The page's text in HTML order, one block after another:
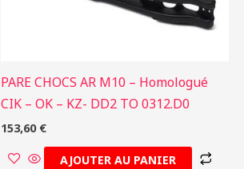
PARE CHOCS AR M10 – Homologué
CIK – OK – KZ- DD2 TO 0312.D0
153,60 €
AJOUTER AU PANIER